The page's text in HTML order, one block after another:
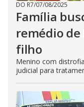
DO R7/07/08/2025
Família
remédio de
filho
Menino com
judicial para